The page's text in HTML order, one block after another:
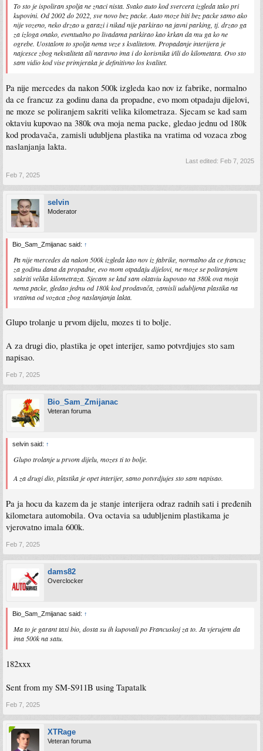
To sto je ispoliran spolja ne znaci nista. Svako auto kod svercera izgleda tako pri
kupovini. Od 2002 do 2022, sve novo bez packe. Auto moze biti bez packe samo ako
nije vozeno, neko drzao u garazi i nikad nije parkirao na javni parking, tj. drzao ga
za izloga onako, eventualno po livadama parkirao kao krkan da mu ga ko ne
ogrebe. Uostalom to spolja nema veze s kvalitetom. Propadanje interijera je
najcesce zbog nekvaliteta ali naravno ima i do korisnika i/ili do kilometara. Ovo sto
sam vidio kod vise primjeraka je definitivno los kvalitet.
Pa nije mercedes da nakon 500k izgleda kao nov iz fabrike, normalno
da ce francuz za godinu dana da propadne, evo mom otpadaju dijelovi,
ne moze se poliranjem sakriti velika kilometraza. Sjecam se kad sam
oktaviu kupovao na 380k ova moja nema packe, gledao jednu od 180k
kod prodavača, zamisli udubljena plastika na vratima od vozaca zbog
naslanjanja lakta.
Last edited: Feb 7, 2025
Feb 7, 2025
selvin
Moderator
Bio_Sam_Zmijanac said: ↑
Pa nije mercedes da nakon 500k izgleda kao nov iz fabrike, normalno da ce francuz
za godinu dana da propadne, evo mom otpadaju dijelovi, ne moze se poliranjem
sakriti velika kilometraza. Sjecam se kad sam oktaviu kupovao na 380k ova moja
nema packe, gledao jednu od 180k kod prodavača, zamisli udubljena plastika na
vratima od vozaca zbog naslanjanja lakta.
Glupo trolanje u prvom dijelu, mozes ti to bolje.
A za drugi dio, plastika je opet interijer, samo potvrdjujes sto sam
napisao.
Feb 7, 2025
Bio_Sam_Zmijanac
Veteran foruma
selvin said: ↑
Glupo trolanje u prvom dijelu, mozes ti to bolje.
A za drugi dio, plastika je opet interijer, samo potvrdjujes sto sam napisao.
Pa ja hocu da kazem da je stanje interijera odraz radnih sati i pređenih
kilometara automobila. Ova octavia sa udubljenim plastikama je
vjerovatno imala 600k.
Feb 7, 2025
dams82
Overclocker
Bio_Sam_Zmijanac said: ↑
Ma to je garant taxi bio, dosta su ih kupovali po Francuskoj za to. Ja vjerujem da
ima 500k na satu.
182xxx
Sent from my SM-S911B using Tapatalk
Feb 7, 2025
XTRage
Veteran foruma